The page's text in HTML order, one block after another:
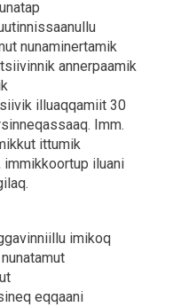
nunaminertamik
annerpaamik
illuaqqamiit 30
Imm.
ittumik
iluani
imikoq
eqqaani